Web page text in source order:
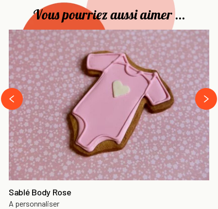
Vous pourriez aussi aimer ...
Sablé Body Rose
A personnaliser
‹
›